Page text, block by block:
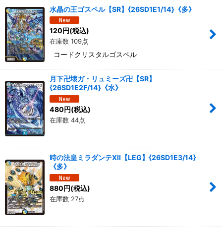
水晶の王ゴスペル【SR】{26SD1E1/14}《多》
120円(税込)
在庫数 109点
コードクリスタルゴスペル
月下卍壊ガ・リュミーズ卍【SR】
{26SD1E2F/14}《水》
480円(税込)
在庫数 44点
時の法皇ミラダンテXII【LEG】{26SD1E3/14}
《多》
880円(税込)
在庫数 27点